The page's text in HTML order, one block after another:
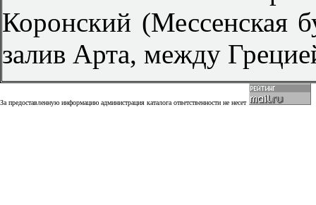
Коронский (Мессенская
залив Арта, между
За предоставленную информацию администрация каталога ответственности не несет